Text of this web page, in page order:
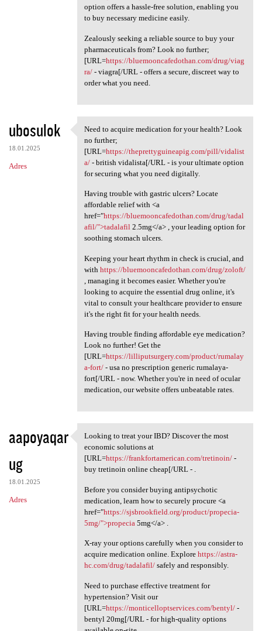
option offers a hassle-free solution, enabling you
to buy necessary medicine easily.
Zealously seeking a reliable source to buy your
pharmaceuticals from? Look no further;
[URL=https://bluemooncafedothan.com/drug/viag
ra/- viagra[/URL - offers a secure, discreet way to
order what you need.
ubosulok
18.01.2025
Adres
Need to acquire medication
Need to acquire medication for your health? Look
no further;
[URL=https://theprettyguineapig.com/pill/vidalist
a/- british vidalista[/URL - is your ultimate option
for securing what you need digitally.
Having trouble with gastric ulcers? Locate
affordable relief with <a
href="https://bluemooncafedothan.com/drug/tadal
afil/">tadalafil2.5mg</a> , your leading option for
soothing stomach ulcers.
Keeping your heart rhythm in check is crucial, and
with https://bluemooncafedothan.com/drug/zoloft/
, managing it becomes easier. Whether you're
looking to acquire the essential drug online, it's
vital to consult your healthcare provider to ensure
it's the right fit for your health needs.
Having trouble finding affordable eye medication?
Look no further! Get the
[URL=https://lilliputsurgery.com/product/rumalay
a-fort/- usa no prescription generic rumalaya-
fort[/URL - now. Whether you're in need of ocular
medication, our website offers unbeatable rates.
aapoyaqar
ug
18.01.2025
Adres
Looking to treat your IBD?
Looking to treat your IBD? Discover the most
economic solutions at
[URL=https://frankfortamerican.com/tretinoin/-
buy tretinoin online cheap[/URL - .
Before you consider buying antipsychotic
medication, learn how to securely procure <a
href="https://sjsbrookfield.org/product/propecia-
5mg/">propecia 5mg</a> .
X-ray your options carefully when you consider to
acquire medication online. Explore https://astra-
hc.com/drug/tadalafil/safely and responsibly.
Need to purchase effective treatment for
hypertension? Visit our
[URL=https://monticelloptservices.com/bentyl/-
bentyl 20mg[/URL - for high-quality options